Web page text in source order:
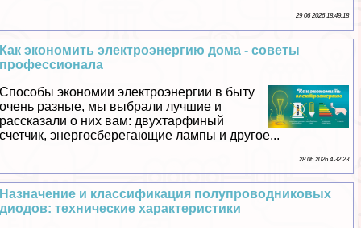
29 06 2026 18:49:18
Как экономить электроэнергию дома - советы
профессионала
Способы экономии электроэнергии в быту
очень разные, мы выбрали лучшие и
рассказали о них вам: двухтарфиный
счетчик, энергосберегающие лампы и другое...
28 06 2026 4:32:23
Назначение и классификация полупроводниковых
диодов: технические хаpaктеристики